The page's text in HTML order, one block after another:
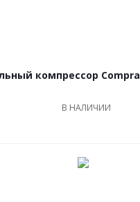
компрессор
В НАЛИЧИИ